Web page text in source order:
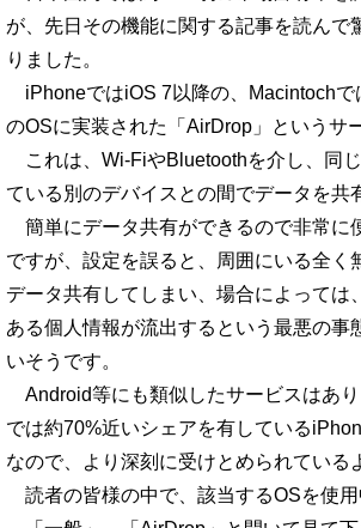
が、先日その機能に関する記事を読んで
りました。
iPhoneではiOS 7以降の、Macintochで
のOSに実装された「AirDrop」というサ
これは、Wi-FiやBluetoothを介し、同
ている別のデバイスとの間でデータを共
簡単にデータ共有ができるので非常に
ですが、設定を誤ると、周囲にいる全く
データ共有してしまい、場合によっては
ある個人情報が流出するという最悪の事
いそうです。
Android等にも類似したサービスはあ
では約70%近いシェアを有している
なので、より深刻に受けとめられている
読者の皆様の中で、該当するOSを使用